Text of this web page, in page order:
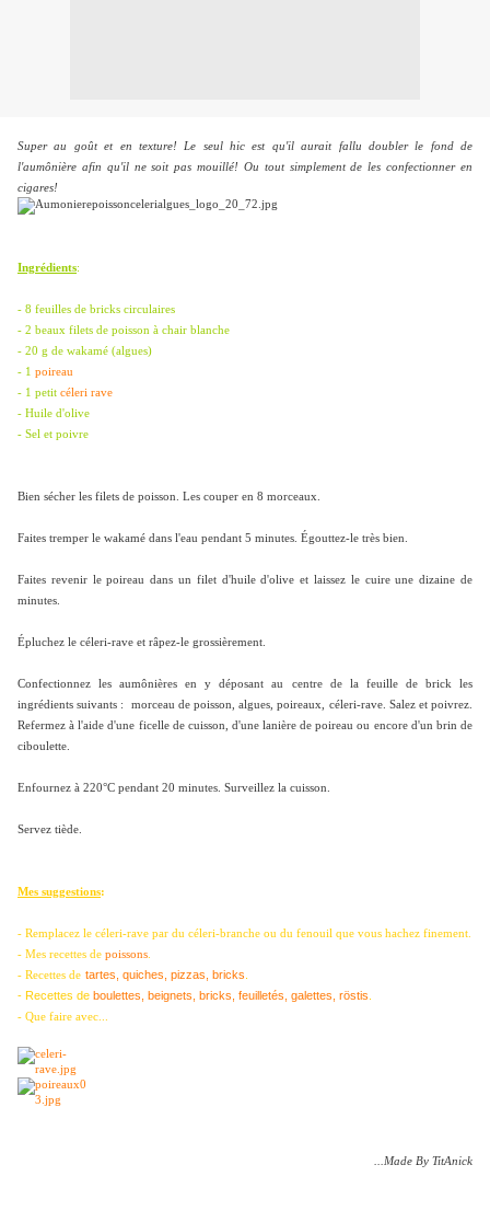
Super au goût et en texture! Le seul hic est qu'il aurait fallu doubler le fond de
l'aumônière afin qu'il ne soit pas mouillé! Ou tout simplement de les confectionner en
cigares!
Ingrédients:
- 8 feuilles de bricks circulaires
- 2 beaux filets de poisson à chair blanche
- 20 g de wakamé (algues)
- 1 poireau
- 1 petit céleri rave
- Huile d'olive
- Sel et poivre
Bien sécher les filets de poisson. Les couper en 8 morceaux.
Faites tremper le wakamé dans l'eau pendant 5 minutes. Égouttez-le très bien.
Faites revenir le poireau dans un filet d'huile d'olive et laissez le cuire une dizaine de
minutes.
Épluchez le céleri-rave et râpez-le grossièrement.
Confectionnez les aumônières en y déposant au centre de la feuille de brick les
ingrédients suivants : morceau de poisson, algues, poireaux, céleri-rave. Salez et poivrez.
Refermez à l'aide d'une ficelle de cuisson, d'une lanière de poireau ou encore d'un brin de
ciboulette.
Enfournez à 220°C pendant 20 minutes. Surveillez la cuisson.
Servez tiède.
Mes suggestions:
- Remplacez le céleri-rave par du céleri-branche ou du fenouil que vous hachez finement.
- Mes recettes de poissons
- Recettes de tartes, quiches, pizzas, bricks
- Recettes de boulettes, beignets, bricks, feuilletés, galettes, röstis
- Que faire avec...
...Made By TitAnick